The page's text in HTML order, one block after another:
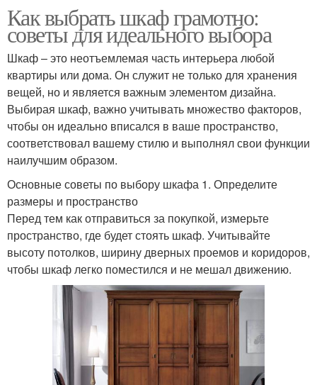
Как выбрать шкаф грамотно:
советы для идеального выбора
Шкаф – это неотъемлемая часть интерьера любой
квартиры или дома. Он служит не только для хранения
вещей, но и является важным элементом дизайна.
Выбирая шкаф, важно учитывать множество факторов,
чтобы он идеально вписался в ваше пространство,
соответствовал вашему стилю и выполнял свои функции
наилучшим образом.
Основные советы по выбору шкафа 1. Определите
размеры и пространство
Перед тем как отправиться за покупкой, измерьте
пространство, где будет стоять шкаф. Учитывайте
высоту потолков, ширину дверных проемов и коридоров,
чтобы шкаф легко поместился и не мешал движению.